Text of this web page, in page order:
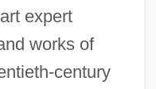
expert
works of
century